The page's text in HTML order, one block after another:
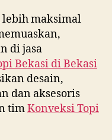
lebih maksimal
di jasa
Bekasi diBekasi
desain,
dan aksesoris
timKonveksi Topi